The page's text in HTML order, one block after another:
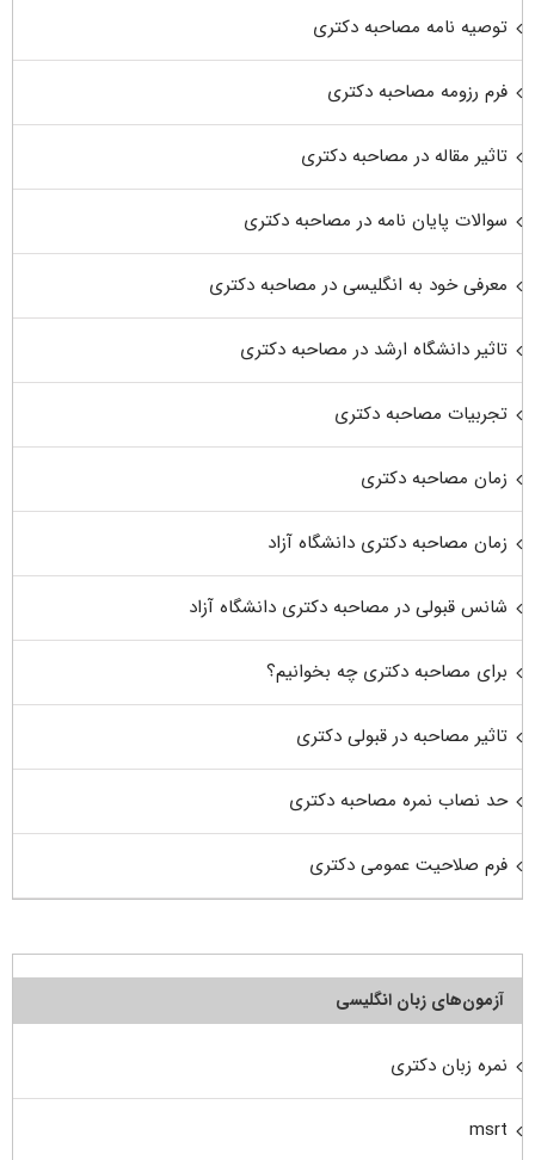
توصیه نامه مصاحبه دکتری
فرم رزومه مصاحبه دکتری
تاثیر مقاله در مصاحبه دکتری
سوالات پایان نامه در مصاحبه دکتری
معرفی خود به انگلیسی در مصاحبه دکتری
تاثیر دانشگاه ارشد در مصاحبه دکتری
تجربیات مصاحبه دکتری
زمان مصاحبه دکتری
زمان مصاحبه دکتری دانشگاه آزاد
شانس قبولی در مصاحبه دکتری دانشگاه آزاد
برای مصاحبه دکتری چه بخوانیم؟
تاثیر مصاحبه در قبولی دکتری
حد نصاب نمره مصاحبه دکتری
فرم صلاحیت عمومی دکتری
آزمون‌های زبان انگلیسی
نمره زبان دکتری
msrt